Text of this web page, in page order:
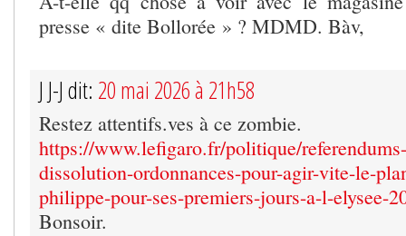
presse « dite Bollorée » ? MDMD. Bàv,
J J-J dit: 20 mai 2026 à 21h58
Restez attentifs.ves à ce zombie.
https://www.lefigaro.fr/politique/
dissolution-ordonnances-pour-agir-vite-le-
philippe-pour-ses-premiers-jours-a-l-elysee-
Bonsoir.